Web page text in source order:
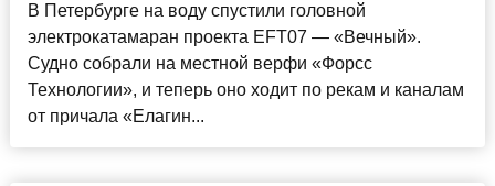
В Петербурге на воду спустили головной
электрокатамаран проекта EFT07 — «Вечный».
Судно собрали на местной верфи «Форсс
Технологии», и теперь оно ходит по рекам и каналам
от причала «Елагин...